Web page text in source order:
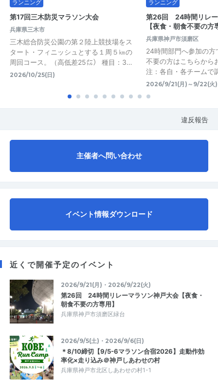
ランニング
第17回三木防災マラソン大会
兵庫県三木市
三木総合防災公園の第２陸上競技場をス
タート・フィニッシュとする１周５㎞の
周回コース。（高低差25㍍） 種目：3…
2026/10/25(日)
ランニング
第26回 24時間リレー
【夜食・朝食不要の方
兵庫県神戸市須磨区
24時間部門へ参加の
不要の方はこちらから
注：各自・各チームで
2026/9/21(月)～9/22(火)
違反報告
主催者へ問い合わせ
イベント情報ダウンロード
近くで開催予定のイベント
2026/9/21(月)・2026/9/22(火)
第26回 24時間リレーマラソン神戸大会【夜食・
朝食不要の方専用】
兵庫県神戸市須磨区緑台
2026/9/5(土)・2026/9/6(日)
＊8/10締切【9/5-6マラソン合宿2026】走動作効
率化×走り込み＠神戸しあわせの村
兵庫県神戸市北区しあわせの村1-1